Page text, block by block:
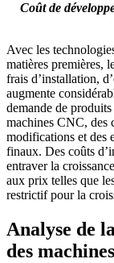
Coût de
Avec les
matières premières,
frais d’installation,
augmente
demande de
machines CNC, des
modifications et des
finaux. Des coûts
entraver la
aux prix telles que
restrictif pour la
Analyse de
des